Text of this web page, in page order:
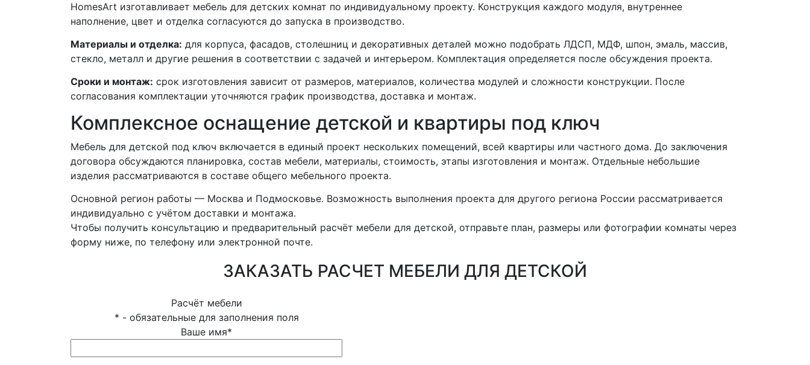
HomesArt изготавливает мебель для детских комнат по индивидуальному проекту. Конструкция каждого модуля, внутреннее
наполнение, цвет и отделка согласуются до запуска в производство.
Материалы и отделка: для корпуса, фасадов, столешниц и декоративных деталей можно подобрать ЛДСП, МДФ, шпон, эмаль, массив,
стекло, металл и другие решения в соответствии с задачей и интерьером. Комплектация определяется после обсуждения проекта.
Сроки и монтаж: срок изготовления зависит от размеров, материалов, количества модулей и сложности конструкции. После
согласования комплектации уточняются график производства, доставка и монтаж.
Комплексное оснащение детской и квартиры под ключ
Мебель для детской под ключ включается в единый проект нескольких помещений, всей квартиры или частного дома. До заключения
договора обсуждаются планировка, состав мебели, материалы, стоимость, этапы изготовления и монтаж. Отдельные небольшие
изделия рассматриваются в составе общего мебельного проекта.
Основной регион работы — Москва и Подмосковье. Возможность выполнения проекта для другого региона России рассматривается
индивидуально с учётом доставки и монтажа.
Чтобы получить консультацию и предварительный расчёт мебели для детской, отправьте план, размеры или фотографии комнаты через
форму ниже, по телефону или электронной почте.
ЗАКАЗАТЬ РАСЧЕТ МЕБЕЛИ ДЛЯ ДЕТСКОЙ
Расчёт мебели
* - обязательные для заполнения поля
Ваше имя*